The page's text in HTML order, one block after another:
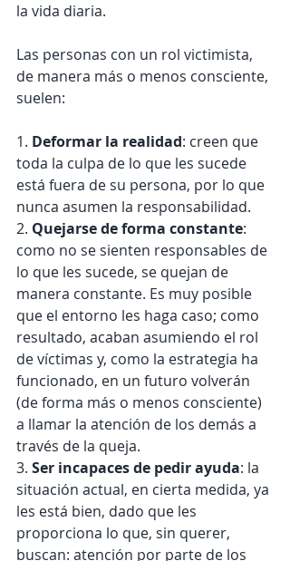
la vida diaria.
Las personas con un rol victimista,
de manera más o menos consciente,
suelen:
1. Deformar la realidad: creen que
toda la culpa de lo que les sucede
está fuera de su persona, por lo que
nunca asumen la responsabilidad.
2. Quejarse de forma constante:
como no se sienten responsables de
lo que les sucede, se quejan de
manera constante. Es muy posible
que el entorno les haga caso; como
resultado, acaban asumiendo el rol
de víctimas y, como la estrategia ha
funcionado, en un futuro volverán
(de forma más o menos consciente)
a llamar la atención de los demás a
través de la queja.
3. Ser incapaces de pedir ayuda: la
situación actual, en cierta medida, ya
les está bien, dado que les
proporciona lo que, sin querer,
buscan: atención por parte de los